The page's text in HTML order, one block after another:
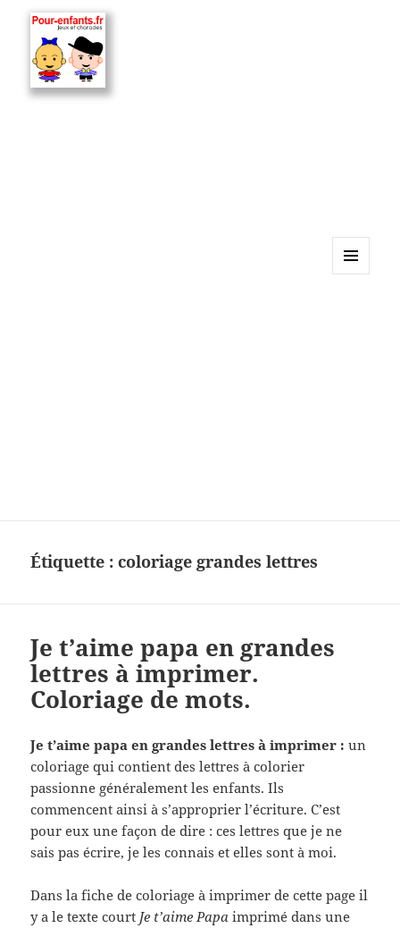
devinettes, pour enfants.
Étiquette :coloriage grandes lettres
Je t’aime papa en grandes
lettres à imprimer.
Coloriage de mots.
Je t’aime papa en grandes lettres à imprimer :un
coloriage qui contient des lettres à colorier
passionne généralement les enfants. Ils
commencent ainsi à s’approprier l’écriture. C’est
pour eux une façon de dire : ces lettres que je ne
sais pas écrire, je les connais et elles sont à moi.
Dans la fiche de coloriage à imprimer de cette page il
y a le texte court Je t’aime Papaimprimé dans une